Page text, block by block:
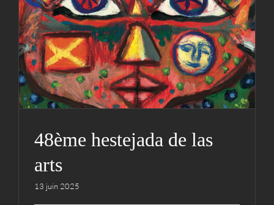
48ème hestejada de las arts
Actualités Hestejada
48ème hestejada de las
arts
13 juin 2025